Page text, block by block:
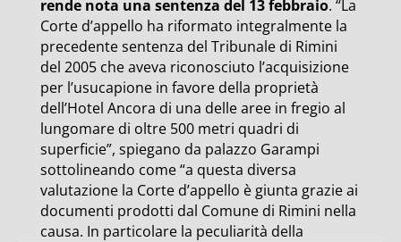
rende nota una sentenza del 13 febbraio. “La
Corte d’appello ha riformato integralmente la
precedente sentenza del Tribunale di Rimini
del 2005 che aveva riconosciuto l’acquisizione
per l’usucapione in favore della proprietà
dell’Hotel Ancora di una delle aree in fregio al
lungomare di oltre 500 metri quadri di
superficie”, spiegano da palazzo Garampi
sottolineando come “a questa diversa
valutazione la Corte d’appello è giunta grazie ai
documenti prodotti dal Comune di Rimini nella
causa. In particolare la peculiarità della